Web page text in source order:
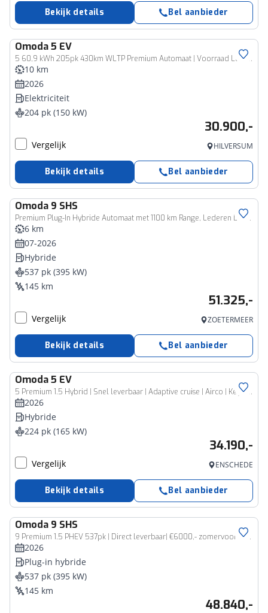
Bekijk details Bel aanbieder
Omoda5 EV
5 60,9 kWh 205pk 430km WLTP Premium Automaat | Voorraad Leverbaar | 7 jaar Garantie | Schuif-kanteldak | SONY Audio | Adaptieve Cruisecontrol |
10 km
2026
Elektriciteit
204 pk (150 kW)
30.900,-
Vergelijk HILVERSUM
Bekijk details Bel aanbieder
Omoda 9 SHS
Premium Plug-In Hybride Automaat met 1100 km Range, Lederen bekleding, Elektrsiche stoelverstelling voor en achter Nu met 3500 euro zomervoordeel!
6 km
07-2026
Hybride
537 pk (395 kW)
145 km
51.325,-
Vergelijk ZOETERMEER
Bekijk details Bel aanbieder
Omoda5 EV
5 Premium 1.5 Hybrid | Snel leverbaar | Adaptive cruise | Airco | Keyless | 360 cam | CarPlay
2026
Hybride
224 pk (165 kW)
34.190,-
Vergelijk ENSCHEDE
Bekijk details Bel aanbieder
Omoda 9 SHS
9 Premium 1.5 PHEV 537pk | Direct leverbaar| €6000,- zomervoordeel* | Adaptive cruise | Leder | Pano dak | HUD | 360 cam | Keyless | 20 inch
2026
Plug-in hybride
537 pk (395 kW)
145 km
48.840,-